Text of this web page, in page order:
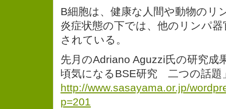
B細胞は、健康な人間や動物のリ
炎症状態の下では、他のリンパ
されている。
先月のAdriano Aguzzi氏の研究成
頃気になるBSE研究 二つの話題
http://www.sasayama.or.jp/
p=201